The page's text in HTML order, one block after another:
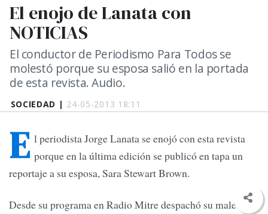
SOCIEDAD | 24-05-2013 18:11
El enojo de Lanata con
NOTICIAS
El conductor de Periodismo Para Todos se
molestó porque su esposa salió en la portada
de esta revista. Audio.
E l periodista Jorge Lanata se enojó con esta revista
porque en la última edición se publicó en tapa un
reportaje a su esposa, Sara Stewart Brown.
Desde su programa en Radio Mitre despachó su malestar